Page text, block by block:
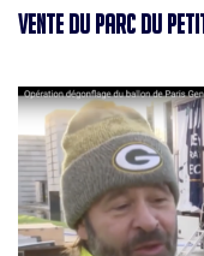
VENTE DU PARC DU